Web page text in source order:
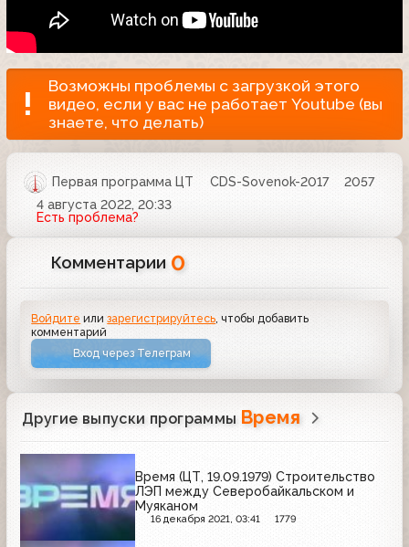
Возможны проблемы с загрузкой этого
видео, если у вас не работает Youtube (вы
знаете, что делать)
Первая программа ЦТ CDS-Sovenok-2017
2057
4 августа 2022, 20:33
Есть проблема?
Комментарии 0
Войдите илизарегистрируйтесь , чтобы добавить
комментарий
Вход через Телеграм
Другие выпуски программы Время
Время (ЦТ, 19.09.1979) Строительство
ЛЭП между Северобайкальском и
Муяканом
16 декабря 2021, 03:41 1779